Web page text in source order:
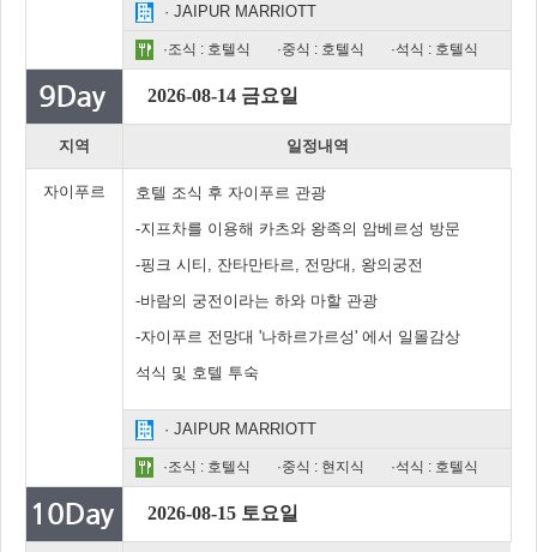
· JAIPUR MARRIOTT
·조식 : 호텔식 ·중식 : 호텔식 ·석식 : 호텔식
2026-08-14 금요일
지역 일정내역
자이푸르
호텔 조식 후 자이푸르 관광
-지프차를 이용해 카츠와 왕족의 암베르성 방문
-핑크 시티, 잔타만타르, 전망대, 왕의궁전
-바람의 궁전이라는 하와 마할 관광
-자이푸르 전망대 '나하르가르성' 에서 일몰감상
석식 및 호텔 투숙
· JAIPUR MARRIOTT
·조식 : 호텔식 ·중식 : 현지식 ·석식 : 호텔식
2026-08-15 토요일